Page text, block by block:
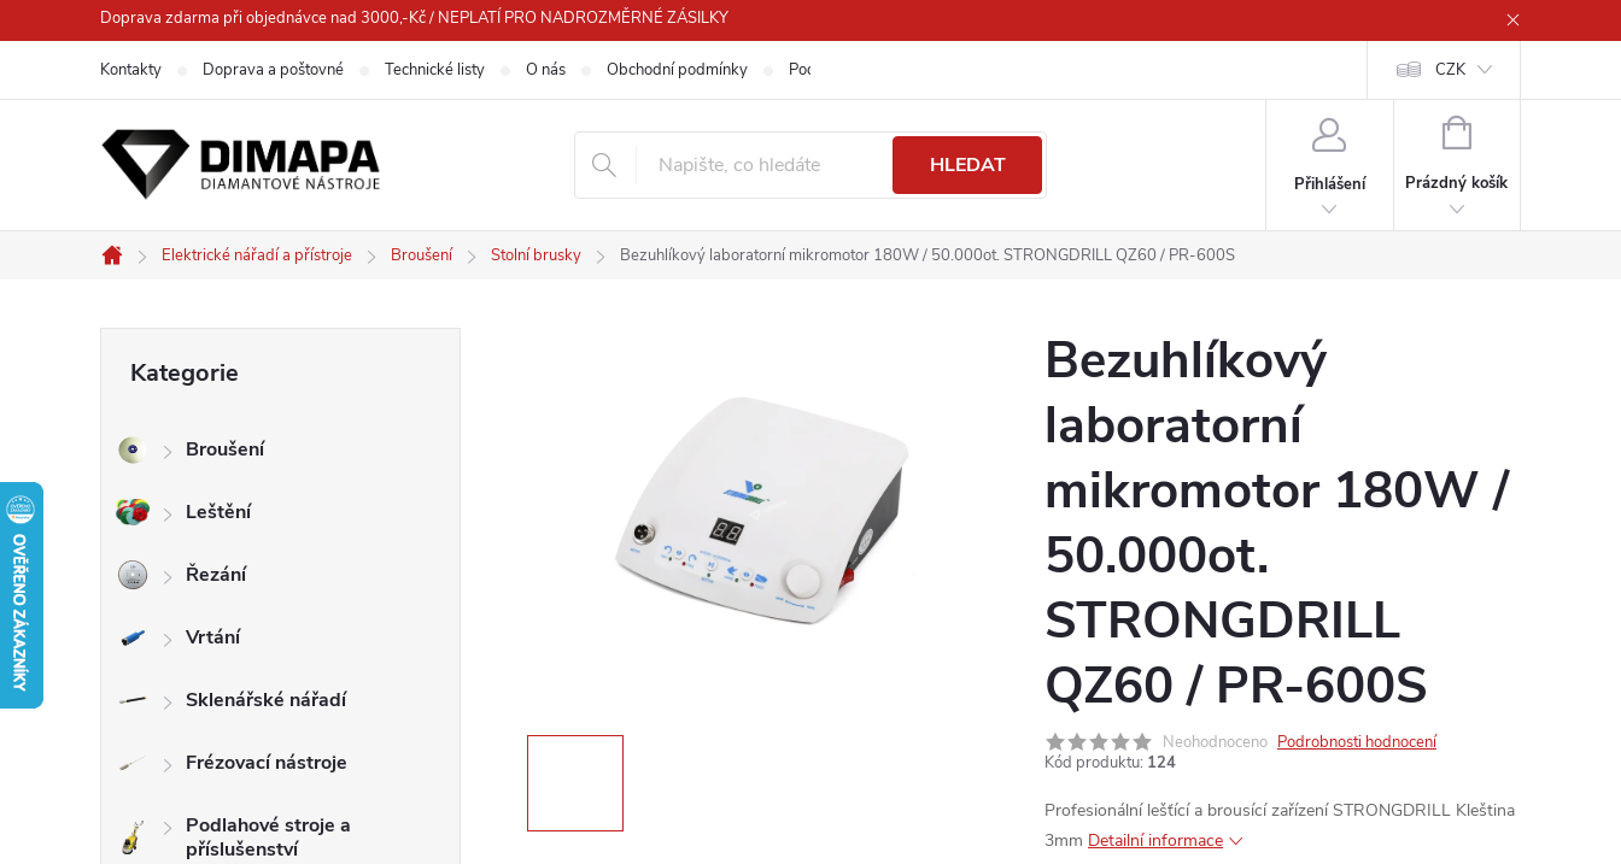
na
Doprava zdarma při objednávce nad 3000,-Kč / NEPLATÍ PRO NADROZMĚRNÉ ZÁSILKY
Kontakty Doprava a poštovné Technické listy O nás Obchodní podmínky Podmínky ochrany osobních údajů CZK
HLEDAT
Přihlášení
NÁKUPNÍ
Prázdný košík
Domů
Elektrické nářadí a přístroje Broušení Stolní brusky Bezuhlíkový laboratorní mikromotor 180W / 50.000ot. STRONGDRILL QZ60 / PR-600S
s
a
n
n
kategorie
Kategorie
Broušení
Leštění
Řezání
Vrtání
Sklenářské nářadí
Frézovací nástroje
Podlahové stroje a
příslušenství
Bezuhlíkový
laboratorní
mikromotor 180W /
50.000ot.
STRONGDRILL
QZ60 / PR-600S
Neohodnoceno Podrobnosti hodnocení
Kód produktu: 124
Profesionální lešťící a brousící zařízení STRONGDRILL Kleština
3mm Detailní informace